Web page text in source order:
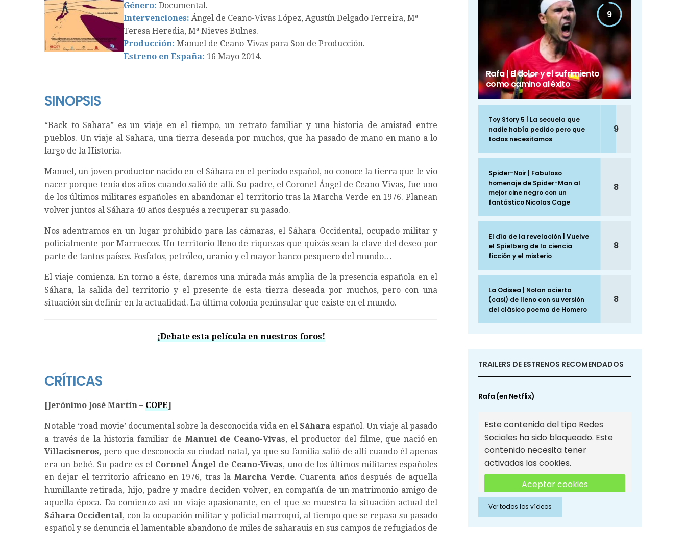
Género: Documental.
Intervenciones: Ángel de Ceano-Vivas López, Agustín Delgado Ferreira, Mª
Teresa Heredia, Mª Nieves Bulnes.
Producción: Manuel de Ceano-Vivas para Son de Producción.
Estreno en España: 16 Mayo 2014.
SINOPSIS
“Back to Sahara” es un viaje en el tiempo, un retrato familiar y una historia de amistad entre
pueblos. Un viaje al Sahara, una tierra deseada por muchos, que ha pasado de mano en mano a lo
largo de la Historia.
Manuel, un joven productor nacido en el Sáhara en el período español, no conoce la tierra que le vio
nacer porque tenía dos años cuando salió de allí. Su padre, el Coronel Ángel de Ceano-Vivas, fue uno
de los últimos militares españoles en abandonar el territorio tras la Marcha Verde en 1976. Planean
volver juntos al Sáhara 40 años después a recuperar su pasado.
Nos adentramos en un lugar prohibido para las cámaras, el Sáhara Occidental, ocupado militar y
policialmente por Marruecos. Un territorio lleno de riquezas que quizás sean la clave del deseo por
parte de tantos países. Fosfatos, petróleo, uranio y el mayor banco pesquero del mundo…
El viaje comienza. En torno a éste, daremos una mirada más amplia de la presencia española en el
Sáhara, la salida del territorio y el presente de esta tierra deseada por muchos, pero con una
situación sin definir en la actualidad. La última colonia peninsular que existe en el mundo.
¡Debate esta película en nuestros foros!
CRÍTICAS
[Jerónimo José Martín – COPE]
Notable ‘road movie’ documental sobre la desconocida vida en el Sáhara español. Un viaje al pasado
a través de la historia familiar de Manuel de Ceano-Vivas, el productor del filme, que nació en
Villacisneros, pero que desconocía su ciudad natal, ya que su familia salió de allí cuando él apenas
era un bebé. Su padre es el Coronel Ángel de Ceano-Vivas, uno de los últimos militares españoles
en dejar el territorio africano en 1976, tras la Marcha Verde. Cuarenta años después de aquella
humillante retirada, hijo, padre y madre deciden volver, en compañía de un matrimonio amigo de
aquella época. Da comienzo así un viaje apasionante, en el que se muestra la situación actual del
Sáhara Occidental, con la ocupación militar y policial marroquí, al tiempo que se repasa su pasado
español y se denuncia el lamentable abandono de miles de saharauis en sus campos de refugiados de
9
Rafa | El dolor y el sufrimiento
como camino al éxito
Toy Story 5 | La secuela que
nadie había pedido pero que
todos necesitamos
9
Spider-Noir | Fabuloso
homenaje de Spider-Man al
mejor cine negro con un
fantástico Nicolas Cage
8
El día de la revelación | Vuelve
el Spielberg de la ciencia
ficción y el misterio
8
La Odisea | Nolan acierta
(casi) de lleno con su versión
del clásico poema de Homero
8
TRAILERS DE ESTRENOS RECOMENDADOS
Rafa (en Netflix)
Este contenido del tipo Redes
Sociales ha sido bloqueado. Este
contenido necesita tener
activadas las cookies.
Aceptar cookies
Aceptar cookies de Redes
Sociales
Ver todos los vídeos